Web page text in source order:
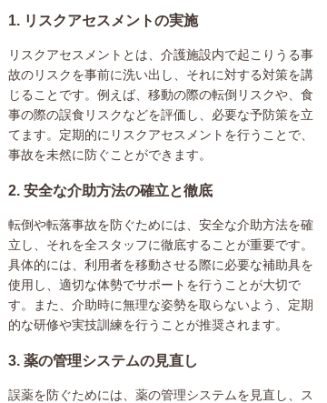
1. リスクアセスメントの実施
リスクアセスメントとは、介護施設内で起こりうる事
故のリスクを事前に洗い出し、それに対する対策を講
じることです。例えば、移動の際の転倒リスクや、食
事の際の誤食リスクなどを評価し、必要な予防策を立
てます。定期的にリスクアセスメントを行うことで、
事故を未然に防ぐことができます。
2. 安全な介助方法の確立と徹底
転倒や転落事故を防ぐためには、安全な介助方法を確
立し、それを全スタッフに徹底することが重要です。
具体的には、利用者を移動させる際に必要な補助具を
使用し、適切な体勢でサポートを行うことが大切で
す。また、介助時に無理な姿勢を取らないよう、定期
的な研修や実技訓練を行うことが推奨されます。
3. 薬の管理システムの見直し
誤薬を防ぐためには、薬の管理システムを見直し、ス